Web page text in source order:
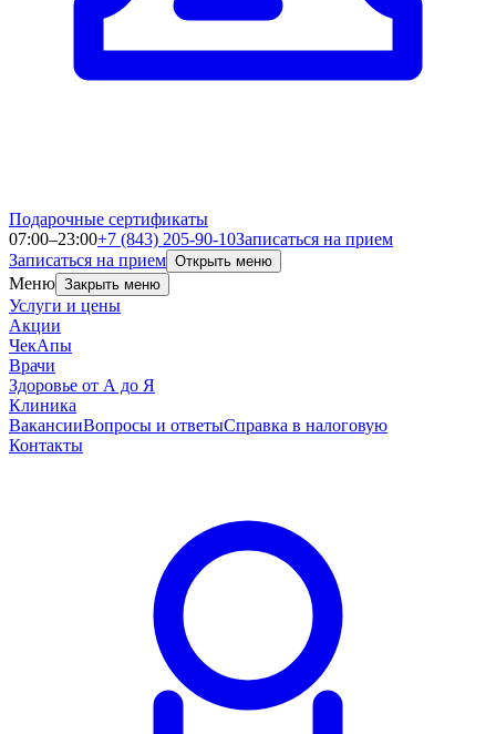
Подарочные сертификаты
07:00–23:00+7 (843) 205-90-10Записаться на прием
Записаться на прием Открыть меню
Меню Закрыть меню
Услуги и цены
Акции
ЧекАпы
Врачи
Здоровье от А до Я
Клиника
ВакансииВопросы и ответыСправка в налоговую
Контакты